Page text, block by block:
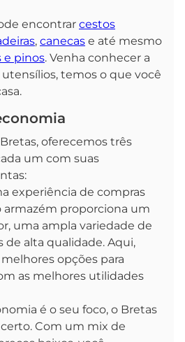
encontrar cestos
, canecas e até mesmo
e pinos. Venha conhecer a
temos o que você
oferecemos três
um com suas
experiência de compras
armazém proporciona um
uma ampla variedade de
de alta qualidade. Aqui,
opções para
as melhores utilidades
é o seu foco, o Bretas
Com um mix de